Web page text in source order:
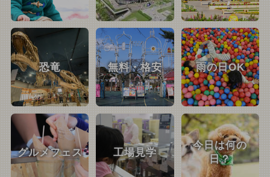
恐竜 無料・格安 雨の日OK
グルメフェス 工場見学
今日は何の
日？